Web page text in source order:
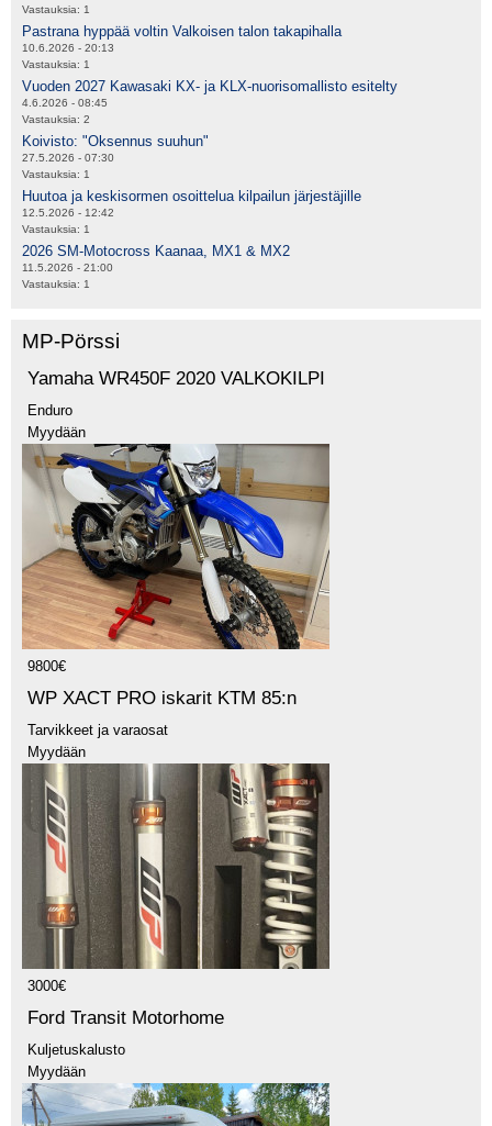
Vastauksia: 1
Pastrana hyppää voltin Valkoisen talon takapihalla
10.6.2026 - 20:13
Vastauksia: 1
Vuoden 2027 Kawasaki KX- ja KLX-nuorisomallisto esitelty
4.6.2026 - 08:45
Vastauksia: 2
Koivisto: "Oksennus suuhun"
27.5.2026 - 07:30
Vastauksia: 1
Huutoa ja keskisormen osoittelua kilpailun järjestäjille
12.5.2026 - 12:42
Vastauksia: 1
2026 SM-Motocross Kaanaa, MX1 & MX2
11.5.2026 - 21:00
Vastauksia: 1
MP-Pörssi
Yamaha WR450F 2020 VALKOKILPI
Enduro
Myydään
9800€
WP XACT PRO iskarit KTM 85:n
Tarvikkeet ja varaosat
Myydään
3000€
Ford Transit Motorhome
Kuljetuskalusto
Myydään